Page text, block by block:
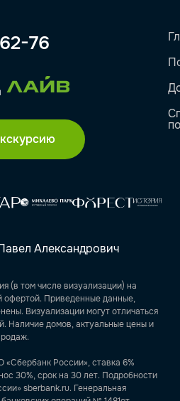
76
Александрович
(в том числе визуализации) на
офертой. Приведенные данные,
Визуализации могут отличаться
Наличие домов, актуальные цены и
России», ставка 6%
30%, срок на 30 лет. Подробности
sberbank.ru. Генеральная